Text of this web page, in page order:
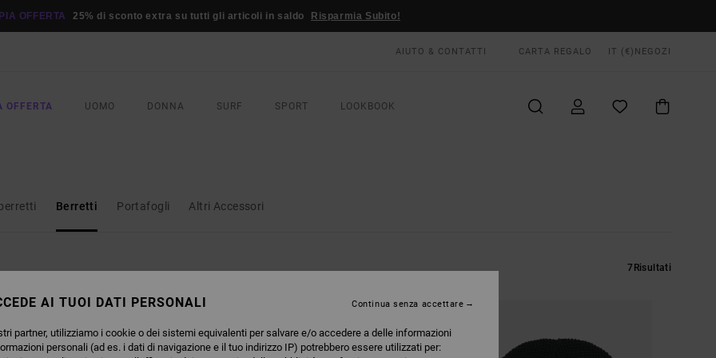
OFFERTA 25% di sconto extra su tutti gli articoli in saldo Risparmia Subito!
AIUTO & CONTATTI CARTA REGALO IT (€) NEGOZI
OFFERTA UOMO DONNA SURF SPORT LOOKBOOK
Berretti Portafogli Altri Accessori
7 Risultati
NUOVI ARRIVI
AI TUOI DATI PERSONALI
partner, utilizziamo i cookie o dei sistemi equivalenti per salvare e/o accedere a delle informazioni
personali (ad es. i dati di navigazione e il tuo indirizzo IP) potrebbero essere utilizzati per:
Continua senza accettare